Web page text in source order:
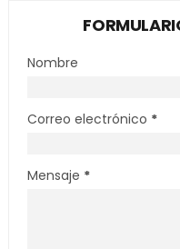
Nombre
Correo electrónico *
Mensaje *